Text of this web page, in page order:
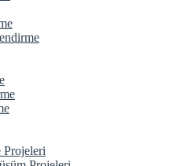
Projeleri